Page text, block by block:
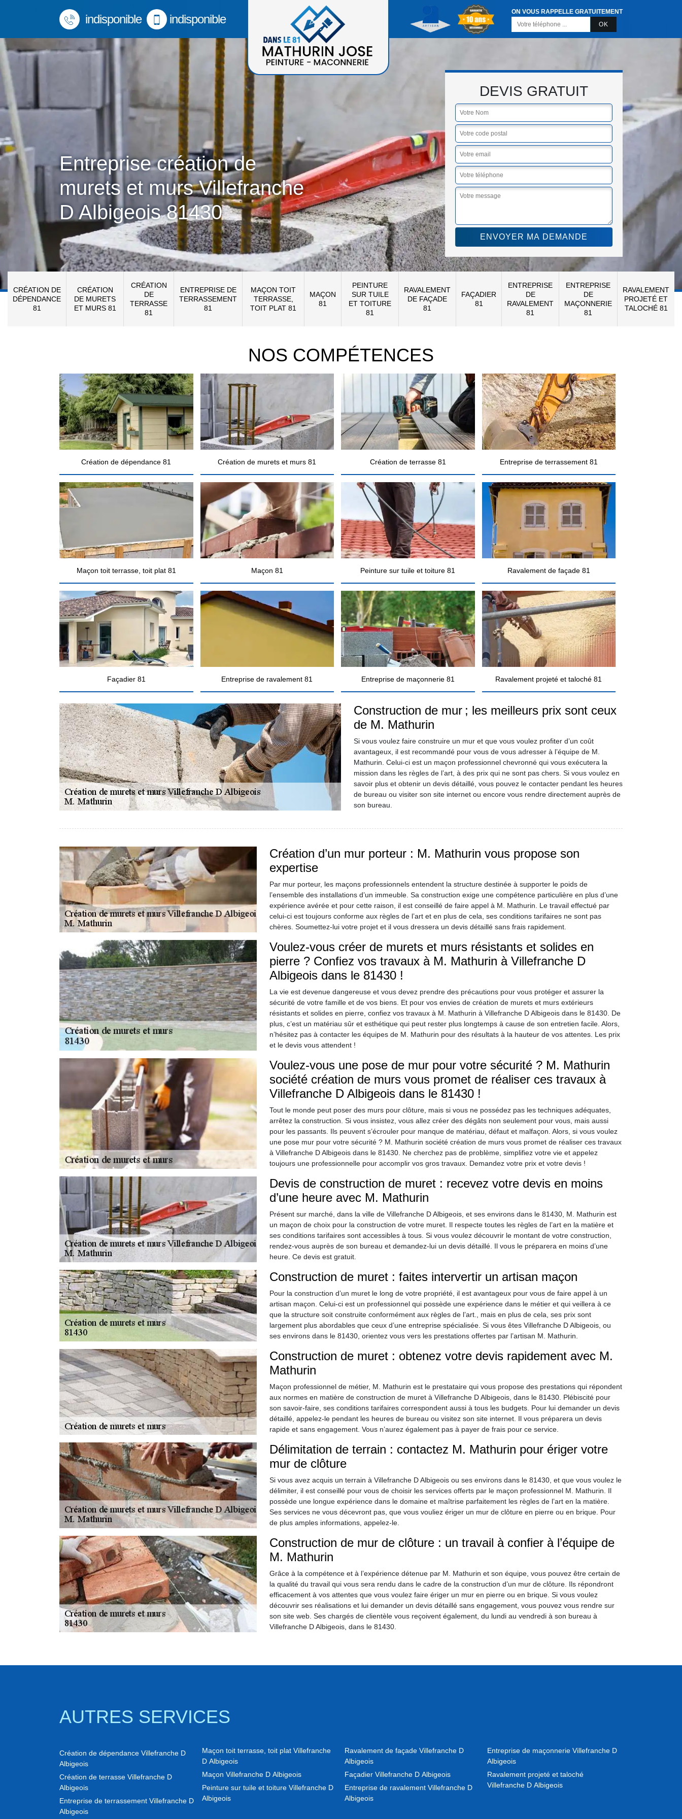
indisponible indisponible
ON VOUS RAPPELLE GRATUITEMENT
Entreprise création de
murets et murs Villefranche
D Albigeois 81430
DEVIS GRATUIT
CRÉATION DE
DÉPENDANCE
81
CRÉATION
DE MURETS
ET MURS 81
CRÉATION
DE
TERRASSE
81
ENTREPRISE DE
TERRASSEMENT
81
MAÇON TOIT
TERRASSE,
TOIT PLAT 81
MAÇON
81
PEINTURE
SUR TUILE
ET TOITURE
81
RAVALEMENT
DE FAÇADE
81
FAÇADIER
81
ENTREPRISE
DE
RAVALEMENT
81
ENTREPRISE
DE
MAÇONNERIE
81
RAVALEMENT
PROJETÉ ET
TALOCHÉ 81
NOS COMPÉTENCES
Création de dépendance 81 Création de murets et murs 81 Création de terrasse 81 Entreprise de terrassement 81
Maçon toit terrasse, toit plat 81 Maçon 81 Peinture sur tuile et toiture 81 Ravalement de façade 81
Façadier 81 Entreprise de ravalement 81 Entreprise de maçonnerie 81 Ravalement projeté et taloché 81
Construction de mur ; les meilleurs prix sont ceux
de M. Mathurin
Si vous voulez faire construire un mur et que vous voulez profiter d’un coût
avantageux, il est recommandé pour vous de vous adresser à l’équipe de M.
Mathurin. Celui-ci est un maçon professionnel chevronné qui vous exécutera la
mission dans les règles de l’art, à des prix qui ne sont pas chers. Si vous voulez en
savoir plus et obtenir un devis détaillé, vous pouvez le contacter pendant les heures
de bureau ou visiter son site internet ou encore vous rendre directement auprès de
son bureau.
Création d’un mur porteur : M. Mathurin vous propose son
expertise
Par mur porteur, les maçons professionnels entendent la structure destinée à supporter le poids de
l’ensemble des installations d’un immeuble. Sa construction exige une compétence particulière en plus d’une
expérience avérée et pour cette raison, il est conseillé de faire appel à M. Mathurin. Le travail effectué par
celui-ci est toujours conforme aux règles de l’art et en plus de cela, ses conditions tarifaires ne sont pas
chères. Soumettez-lui votre projet et il vous dressera un devis détaillé sans frais rapidement.
Voulez-vous créer de murets et murs résistants et solides en
pierre ? Confiez vos travaux à M. Mathurin à Villefranche D
Albigeois dans le 81430 !
La vie est devenue dangereuse et vous devez prendre des précautions pour vous protéger et assurer la
sécurité de votre famille et de vos biens. Et pour vos envies de création de murets et murs extérieurs
résistants et solides en pierre, confiez vos travaux à M. Mathurin à Villefranche D Albigeois dans le 81430. De
plus, c’est un matériau sûr et esthétique qui peut rester plus longtemps à cause de son entretien facile. Alors,
n’hésitez pas à contacter les équipes de M. Mathurin pour des résultats à la hauteur de vos attentes. Les prix
et le devis vous attendent !
Voulez-vous une pose de mur pour votre sécurité ? M. Mathurin
société création de murs vous promet de réaliser ces travaux à
Villefranche D Albigeois dans le 81430 !
Tout le monde peut poser des murs pour clôture, mais si vous ne possédez pas les techniques adéquates,
arrêtez la construction. Si vous insistez, vous allez créer des dégâts non seulement pour vous, mais aussi
pour les passants. Ils peuvent s’écrouler pour manque de matériau, défaut et malfaçon. Alors, si vous voulez
une pose mur pour votre sécurité ? M. Mathurin société création de murs vous promet de réaliser ces travaux
à Villefranche D Albigeois dans le 81430. Ne cherchez pas de problème, simplifiez votre vie et appelez
toujours une professionnelle pour accomplir vos gros travaux. Demandez votre prix et votre devis !
Devis de construction de muret : recevez votre devis en moins
d’une heure avec M. Mathurin
Présent sur marché, dans la ville de Villefranche D Albigeois, et ses environs dans le 81430, M. Mathurin est
un maçon de choix pour la construction de votre muret. Il respecte toutes les règles de l’art en la matière et
ses conditions tarifaires sont accessibles à tous. Si vous voulez découvrir le montant de votre construction,
rendez-vous auprès de son bureau et demandez-lui un devis détaillé. Il vous le préparera en moins d’une
heure. Ce devis est gratuit.
Construction de muret : faites intervertir un artisan maçon
Pour la construction d’un muret le long de votre propriété, il est avantageux pour vous de faire appel à un
artisan maçon. Celui-ci est un professionnel qui possède une expérience dans le métier et qui veillera à ce
que la structure soit construite conformément aux règles de l’art., mais en plus de cela, ses prix sont
largement plus abordables que ceux d’une entreprise spécialisée. Si vous êtes Villefranche D Albigeois, ou
ses environs dans le 81430, orientez vous vers les prestations offertes par l’artisan M. Mathurin.
Construction de muret : obtenez votre devis rapidement avec M.
Mathurin
Maçon professionnel de métier, M. Mathurin est le prestataire qui vous propose des prestations qui répondent
aux normes en matière de construction de muret à Villefranche D Albigeois, dans le 81430. Plébiscité pour
son savoir-faire, ses conditions tarifaires correspondent aussi à tous les budgets. Pour lui demander un devis
détaillé, appelez-le pendant les heures de bureau ou visitez son site internet. Il vous préparera un devis
rapide et sans engagement. Vous n’aurez également pas à payer de frais pour ce service.
Délimitation de terrain : contactez M. Mathurin pour ériger votre
mur de clôture
Si vous avez acquis un terrain à Villefranche D Albigeois ou ses environs dans le 81430, et que vous voulez le
délimiter, il est conseillé pour vous de choisir les services offerts par le maçon professionnel M. Mathurin. Il
possède une longue expérience dans le domaine et maîtrise parfaitement les règles de l’art en la matière.
Ses services ne vous décevront pas, que vous vouliez ériger un mur de clôture en pierre ou en brique. Pour
de plus amples informations, appelez-le.
Construction de mur de clôture : un travail à confier à l’équipe de
M. Mathurin
Grâce à la compétence et à l’expérience détenue par M. Mathurin et son équipe, vous pouvez être certain de
la qualité du travail qui vous sera rendu dans le cadre de la construction d’un mur de clôture. Ils répondront
efficacement à vos attentes que vous voulez faire ériger un mur en pierre ou en brique. Si vous voulez
découvrir ses réalisations et lui demander un devis détaillé sans engagement, vous pouvez vous rendre sur
son site web. Ses chargés de clientèle vous reçoivent également, du lundi au vendredi à son bureau à
Villefranche D Albigeois, dans le 81430.
AUTRES SERVICES
Création de dépendance Villefranche D
Albigeois
Création de terrasse Villefranche D
Albigeois
Entreprise de terrassement Villefranche D
Albigeois
Maçon toit terrasse, toit plat Villefranche
D Albigeois
Maçon Villefranche D Albigeois
Peinture sur tuile et toiture Villefranche D
Albigeois
Ravalement de façade Villefranche D
Albigeois
Façadier Villefranche D Albigeois
Entreprise de ravalement Villefranche D
Albigeois
Entreprise de maçonnerie Villefranche D
Albigeois
Ravalement projeté et taloché
Villefranche D Albigeois